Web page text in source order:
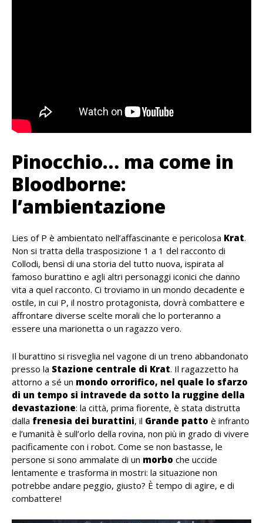
Pinocchio… ma come in
Bloodborne:
l’ambientazione
Lies of P è ambientato nell’affascinante e pericolosa Krat.
Non si tratta della trasposizione 1 a 1 del racconto di
Collodi, bensì di una storia del tutto nuova, ispirata al
famoso burattino e agli altri personaggi iconici che danno
vita a quel racconto. Ci troviamo in un mondo decadente e
ostile, in cui P, il nostro protagonista, dovrà combattere e
affrontare diverse scelte morali che lo porteranno a
essere una marionetta o un ragazzo vero.
Il burattino si risveglia nel vagone di un treno abbandonato
presso la Stazione centrale di Krat. Il ragazzetto ha
attorno a sé un mondo orrorifico, nel quale lo sfarzo
di un tempo si intravede da sotto la ruggine della
devastazione: la città, prima fiorente, è stata distrutta
dalla frenesia dei burattini, il Grande patto è infranto
e l’umanità è sull’orlo della rovina, non più in grado di vivere
pacificamente con i robot. Come se non bastasse, le
persone si sono ammalate di un morbo che uccide
lentamente e trasforma in mostri: la situazione non
potrebbe andare peggio, giusto? È tempo di agire, e di
combattere!